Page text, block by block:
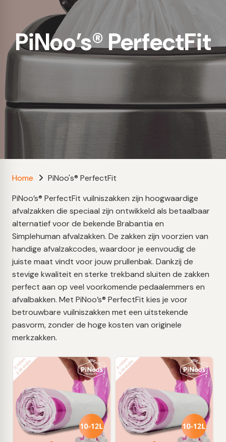
PiNoo’s® PerfectFit
Home
PiNoo's® PerfectFit
PiNoo’s® PerfectFit vuilniszakken zijn hoogwaardige
afvalzakken die speciaal zijn ontwikkeld als betaalbaar
alternatief voor de bekende Brabantia en
Simplehuman afvalzakken. De zakken zijn voorzien van
handige afvalzakcodes, waardoor je eenvoudig de
juiste maat vindt voor jouw prullenbak. Dankzij de
stevige kwaliteit en sterke trekband sluiten de zakken
perfect aan op veel voorkomende pedaalemmers en
afvalbakken. Met PiNoo’s® PerfectFit kies je voor
betrouwbare vuilniszakken met een uitstekende
pasvorm, zonder de hoge kosten van originele
merkzakken.